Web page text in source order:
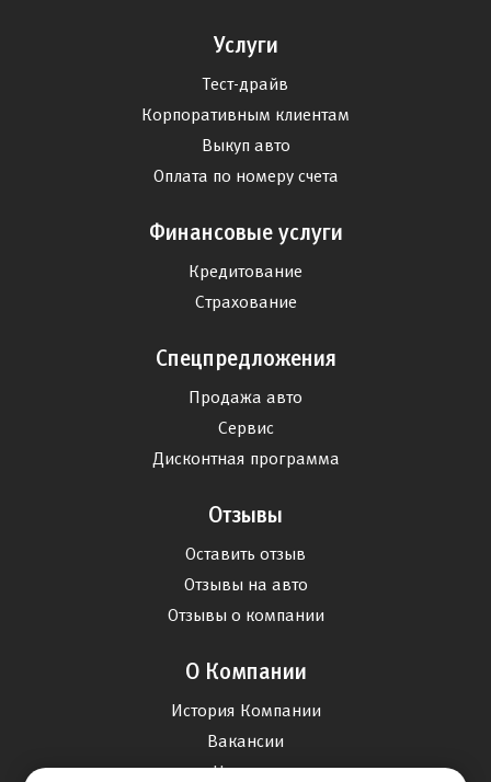
Услуги
Тест-драйв
Корпоративным клиентам
Выкуп авто
Оплата по номеру счета
Финансовые услуги
Кредитование
Страхование
Спецпредложения
Продажа авто
Сервис
Дисконтная программа
Отзывы
Оставить отзыв
Отзывы на авто
Отзывы о компании
О Компании
История Компании
Вакансии
Новости